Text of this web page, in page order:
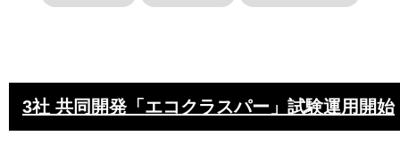
3社 共同開発「エコクラスパー」試験運用開始